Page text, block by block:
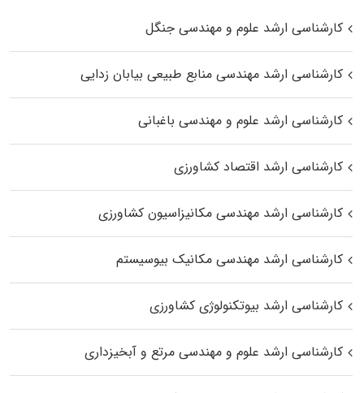
کارشناسی ارشد علوم و مهندسی جنگل
کارشناسی ارشد مهندسی منابع طبیعی بیابان زدایی
کارشناسی ارشد علوم و مهندسی باغبانی
کارشناسی ارشد اقتصاد کشاورزی
کارشناسی ارشد مهندسی مکانیزاسیون کشاورزی
کارشناسی ارشد مهندسی مکانیک بیوسیستم
کارشناسی ارشد بیوتکنولوژی کشاورزی
کارشناسی ارشد علوم و مهندسی مرتع و آبخیزداری